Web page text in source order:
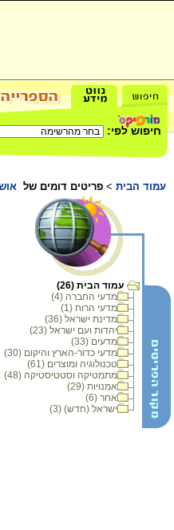
חיפוש לפי:
עמוד הבית > פריטים דומים של
עמוד הבית (26)
מדעי החברה (4)
מדעי הרוח (1)
מדינת ישראל (36)
יהדות ועם ישראל (23)
מדעים (33)
מדעי כדור-הארץ והיקום (30)
טכנולוגיה ומוצרים (61)
מתמטיקה וסטטיסטיקה (48)
אמנויות (29)
אחר (6)
ישראל (חדש) (3)